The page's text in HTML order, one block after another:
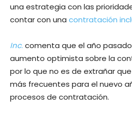
una estrategia con las
contar con una contratación
Inc. comenta que el año
aumento optimista sobre la
por lo que no es de extrañar
más frecuentes para el nuevo
procesos de contratación.